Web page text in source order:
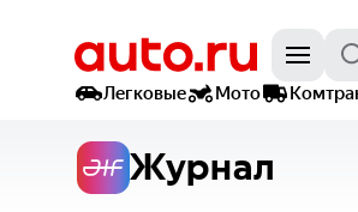
Легковые
Мото
Журнал